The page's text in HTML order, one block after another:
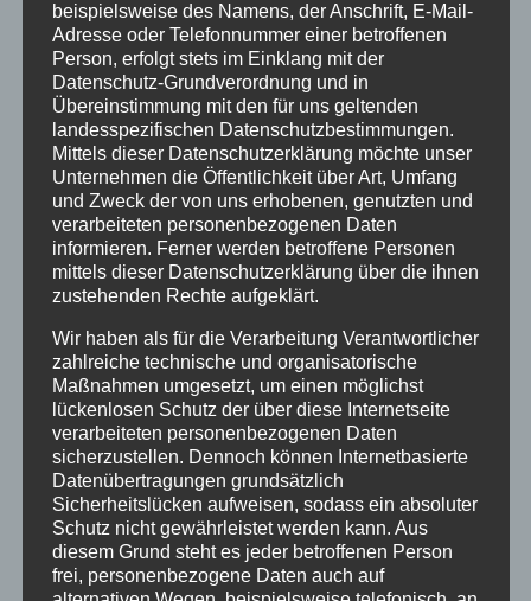
ob eurer Heim schon Ansprechpartner hat,
wenn nicht, meldet euch bei
vorstandsmitglied-fuer-
vernetzung@verschickungsheime.de
werdet vielleicht selbst Ansprechpartner
eures eigenen Heimes, so findet ihr am
schnellsten andere aus eurem Heim.
Mit der Bundeskoordination Kontakt
aufnehmen,um gezielt einem anderen
Betroffenen bei ZEUGNIS ABLEGEN einen
Brief per Mail zu schicken, der nicht
öffentlich sichtbar sein soll, unter: Buko-
orga-st@verschickungsheime.de
InsForumgehen, dort auch euren Bericht
reinstellen und dort mit anderen selbst
Kontakt aufnehmen
Beachtet auch diesePETITION. Wenn sie euch
beispielsweise des Namens, der Anschrift, E-Mail-
Adresse oder Telefonnummer einer betroffenen
Person, erfolgt stets im Einklang mit der
Datenschutz-Grundverordnung und in
Übereinstimmung mit den für uns geltenden
landesspezifischen Datenschutzbestimmungen.
Mittels dieser Datenschutzerklärung möchte unser
Unternehmen die Öffentlichkeit über Art, Umfang
und Zweck der von uns erhobenen, genutzten und
verarbeiteten personenbezogenen Daten
informieren. Ferner werden betroffene Personen
mittels dieser Datenschutzerklärung über die ihnen
zustehenden Rechte aufgeklärt.
Wir haben als für die Verarbeitung Verantwortlicher
zahlreiche technische und organisatorische
Maßnahmen umgesetzt, um einen möglichst
lückenlosen Schutz der über diese Internetseite
verarbeiteten personenbezogenen Daten
sicherzustellen. Dennoch können Internetbasierte
Datenübertragungen grundsätzlich
Sicherheitslücken aufweisen, sodass ein absoluter
Schutz nicht gewährleistet werden kann. Aus
diesem Grund steht es jeder betroffenen Person
frei, personenbezogene Daten auch auf